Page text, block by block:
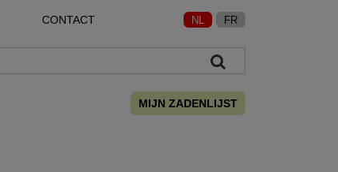
CONTACT NL FR
MIJN ZADENLIJST